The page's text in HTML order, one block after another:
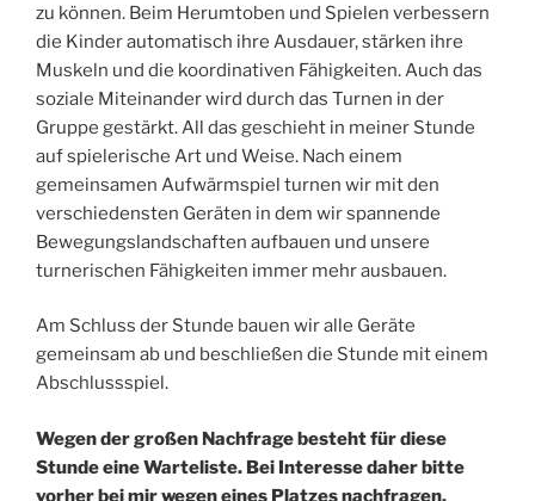
zu können. Beim Herumtoben und Spielen verbessern
die Kinder automatisch ihre Ausdauer, stärken ihre
Muskeln und die koordinativen Fähigkeiten. Auch das
soziale Miteinander wird durch das Turnen in der
Gruppe gestärkt. All das geschieht in meiner Stunde
auf spielerische Art und Weise. Nach einem
gemeinsamen Aufwärmspiel turnen wir mit den
verschiedensten Geräten in dem wir spannende
Bewegungslandschaften aufbauen und unsere
turnerischen Fähigkeiten immer mehr ausbauen.
Am Schluss der Stunde bauen wir alle Geräte
gemeinsam ab und beschließen die Stunde mit einem
Abschlussspiel.
Wegen der großen Nachfrage besteht für diese
Stunde eine Warteliste. Bei Interesse daher bitte
vorher bei mir wegen eines Platzes nachfragen.